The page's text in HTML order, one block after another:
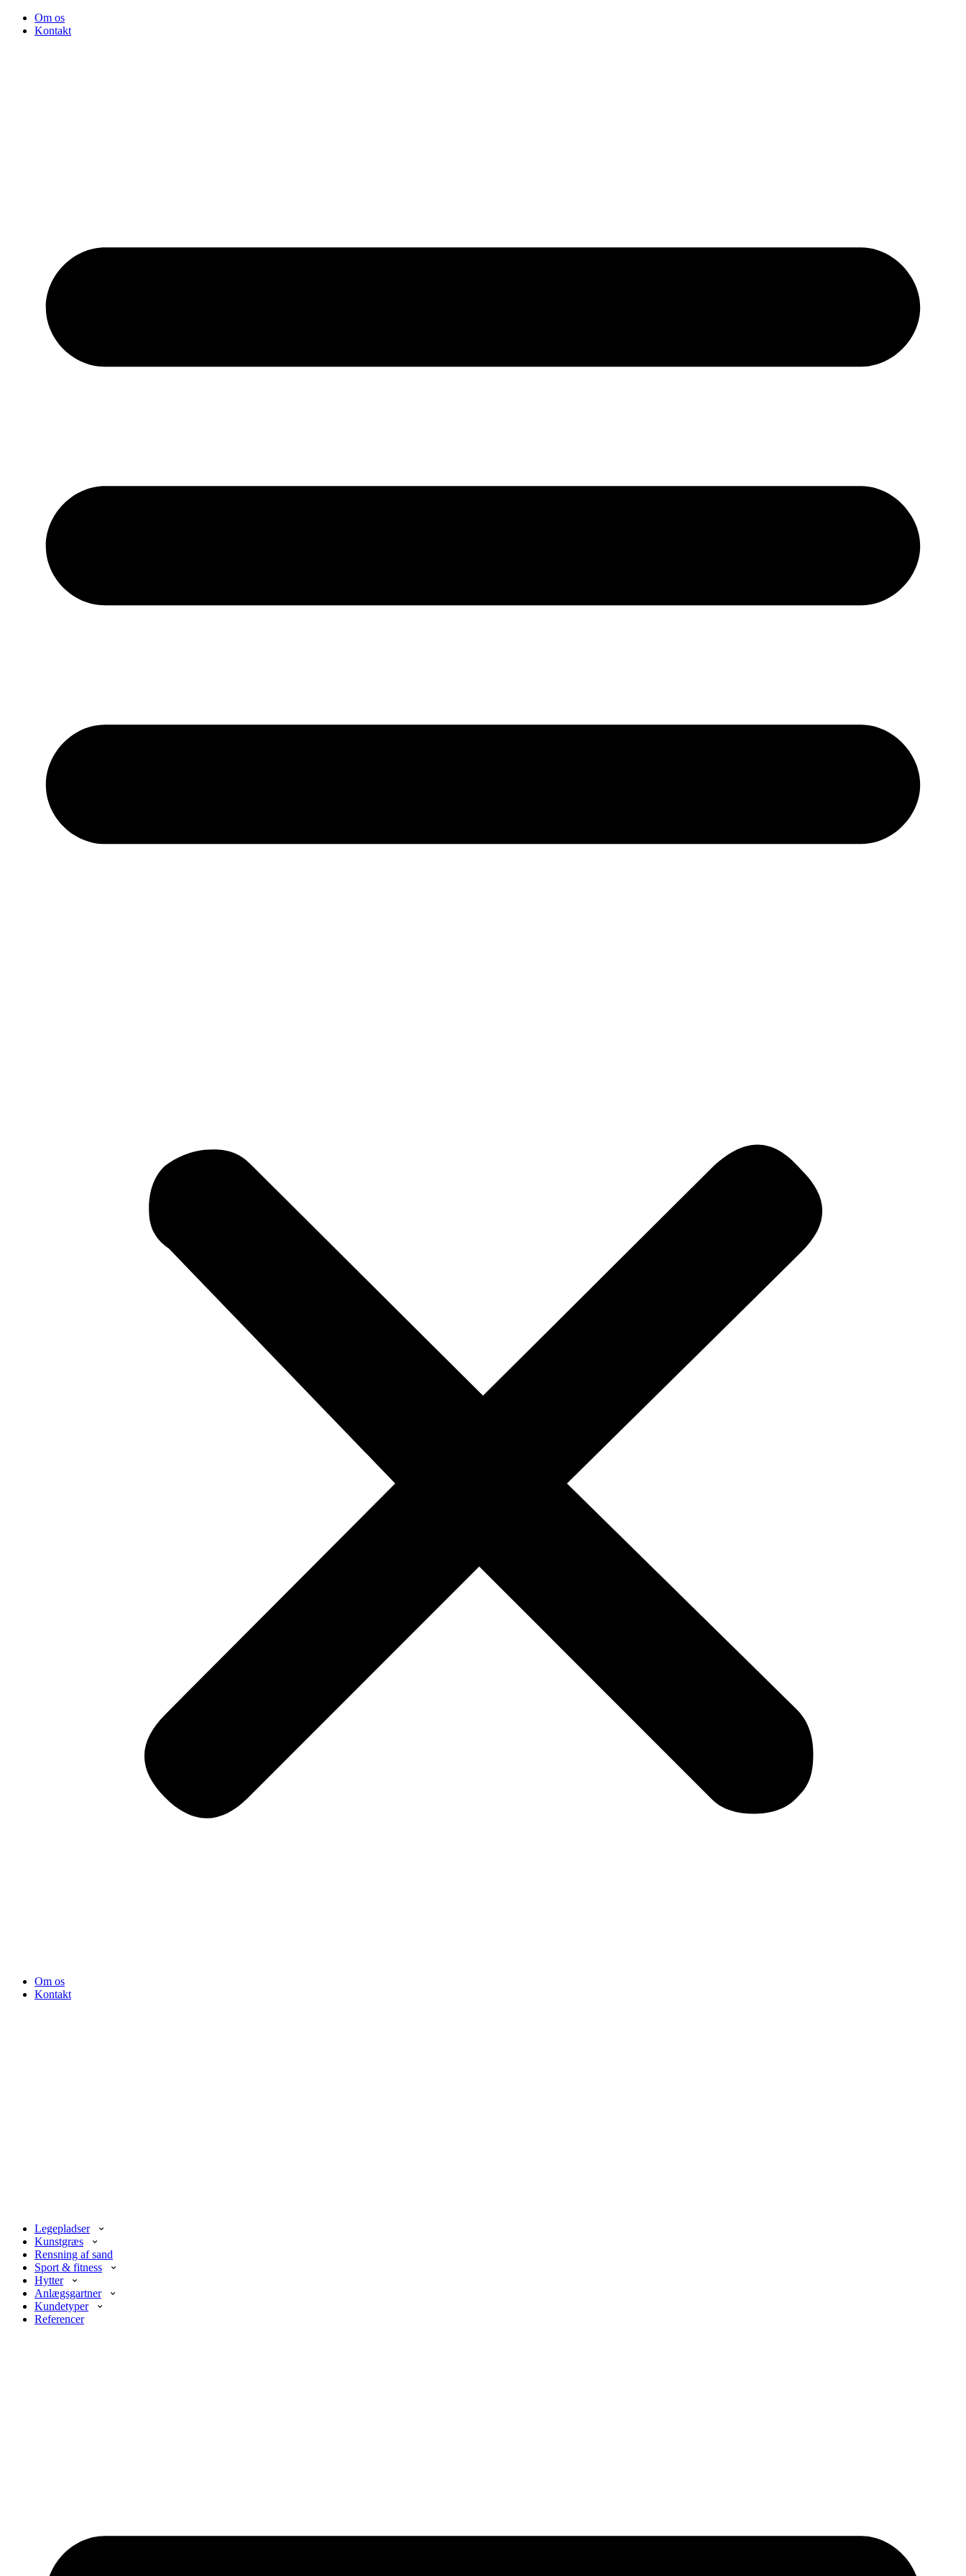
VidereOm os
Kontakt
Om os
Kontakt
Legepladser
Kunstgræs
Rensning af sand
Sport & fitness
Hytter
Anlægsgartner
Kundetyper
Referencer